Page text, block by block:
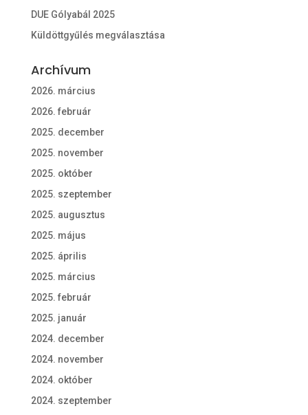
DUE Gólyabál 2025
Küldöttgyűlés megválasztása
Archívum
2026. március
2026. február
2025. december
2025. november
2025. október
2025. szeptember
2025. augusztus
2025. május
2025. április
2025. március
2025. február
2025. január
2024. december
2024. november
2024. október
2024. szeptember